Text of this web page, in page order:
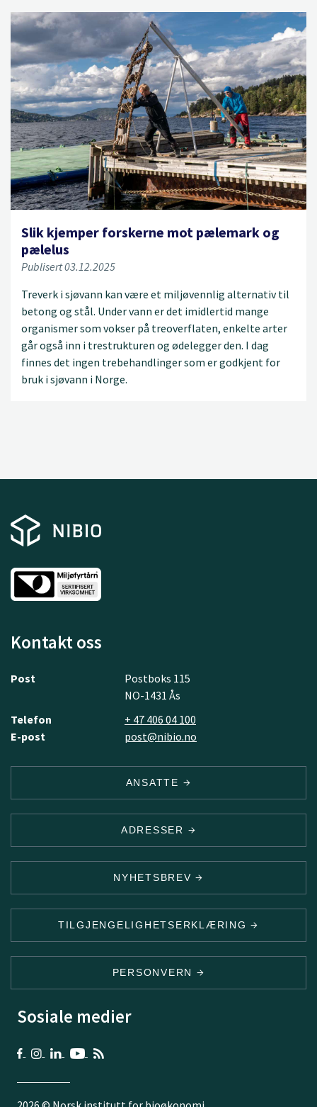
Slik kjemper forskerne mot pælemark og
pælelus
Publisert 03.12.2025
Treverk i sjøvann kan være et miljøvennlig alternativ til
betong og stål. Under vann er det imidlertid mange
organismer som vokser på treoverflaten, enkelte arter
går også inn i trestrukturen og ødelegger den. I dag
finnes det ingen trebehandlinger som er godkjent for
bruk i sjøvann i Norge.
Kontakt oss
Post
Postboks 115
NO-1431 Ås
Telefon
+ 47 406 04 100
E-post
post@nibio.no
ANSATTE
ADRESSER
NYHETSBREV
TILGJENGELIGHETSERKLÆRING
PERSONVERN
Sosiale medier